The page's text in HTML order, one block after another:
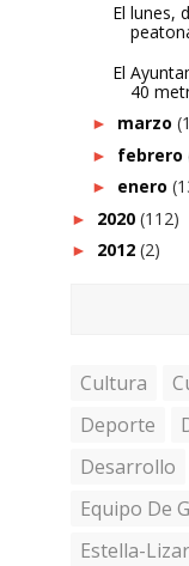
El lunes,
El
40
► marzo
► febrero
► enero
► 2020 (112)
► 2012 (2)
Cultura
Deporte
Desarrollo
Equipo De
Estella-